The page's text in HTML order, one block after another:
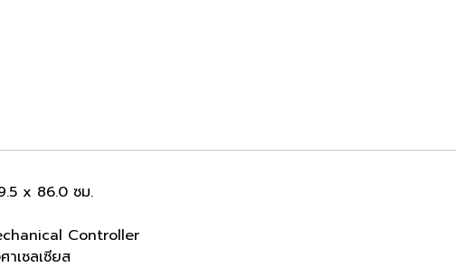
x 86.0 ซม.
Controller
เซลเซียส